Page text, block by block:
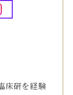
床研を経験